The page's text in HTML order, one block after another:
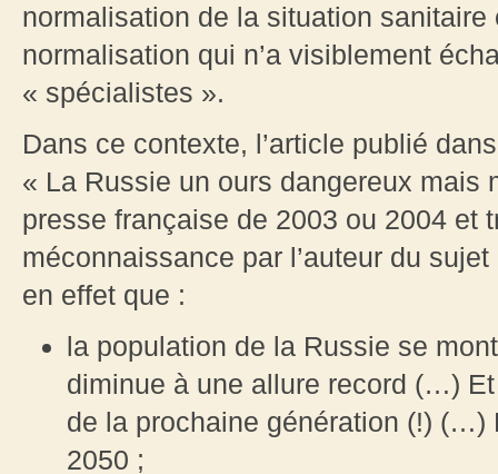
normalisation de la situation
normalisation qui n’a visiblement
« spécialistes ».
Dans ce contexte, l’article publié
« La Russie un ours dangereux mais
presse française de 2003 ou 2004 et
méconnaissance par l’auteur du
en effet que :
la population de la Russie se
diminue à une allure record (…)
de la prochaine génération (!) (…)
2050 ;